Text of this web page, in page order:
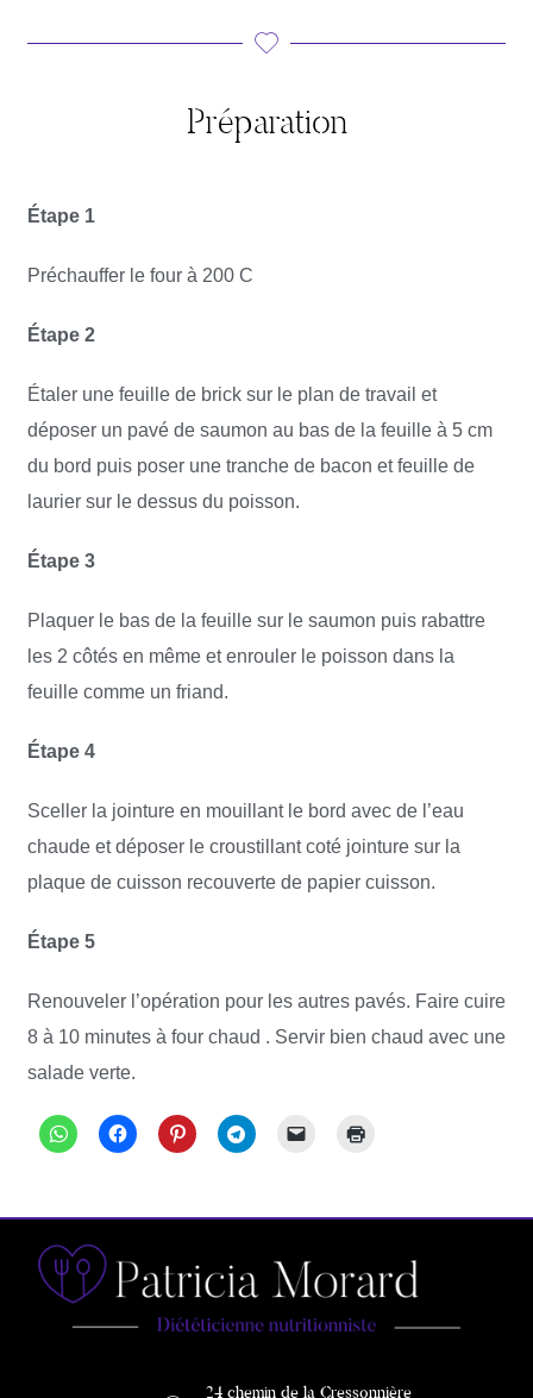
Préparation
Étape 1
Préchauffer le four à 200 C
Étape 2
Étaler une feuille de brick sur le plan de travail et
déposer un pavé de saumon au bas de la feuille à 5 cm
du bord puis poser une tranche de bacon et feuille de
laurier sur le dessus du poisson.
Étape 3
Plaquer le bas de la feuille sur le saumon puis rabattre
les 2 côtés en même et enrouler le poisson dans la
feuille comme un friand.
Étape 4
Sceller la jointure en mouillant le bord avec de l’eau
chaude et déposer le croustillant coté jointure sur la
plaque de cuisson recouverte de papier cuisson.
Étape 5
Renouveler l’opération pour les autres pavés. Faire cuire
8 à 10 minutes à four chaud . Servir bien chaud avec une
salade verte.
24 chemin de la Cressonnière